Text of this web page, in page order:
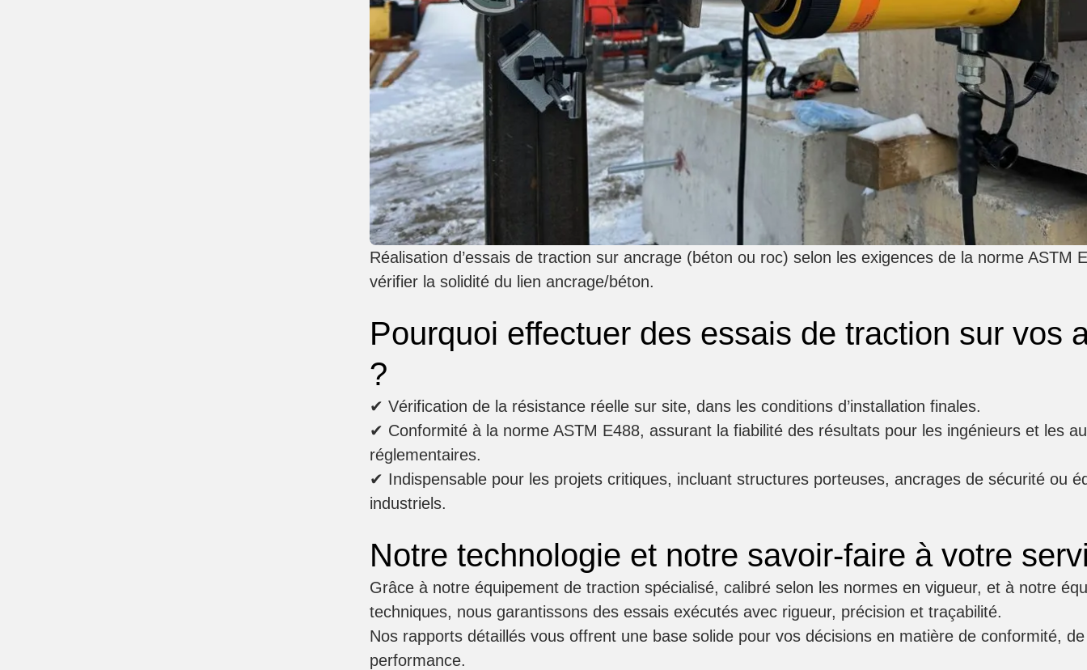
Réalisation d’essais de traction sur ancrage (béton ou roc) selon les exigences de la norme ASTM
vérifier la solidité du lien ancrage/béton.
Pourquoi effectuer des essais de traction sur vos
?
✔Vérification de la résistance réelle sur site, dans les conditions d’installation finales.
✔ Conformité à la norme ASTM E488, assurant la fiabilité des résultats pour les ingénieurs et les
réglementaires.
✔ Indispensable pour les projets critiques, incluant structures porteuses, ancrages de sécurité ou
industriels.
Notre technologie et notre savoir-faire à votre
Grâce à notreéquipement de traction spécialisé, calibré selon les normes en vigueur, et à notre
techniques, nous garantissons des essais exécutés avec rigueur, précision et traçabilité.
Nos rapports détaillés vous offrent une base solide pour vos décisions en matière de conformité,
performance.